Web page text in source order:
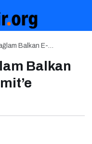
Balkan E-
Balkan
2025’te 1,4